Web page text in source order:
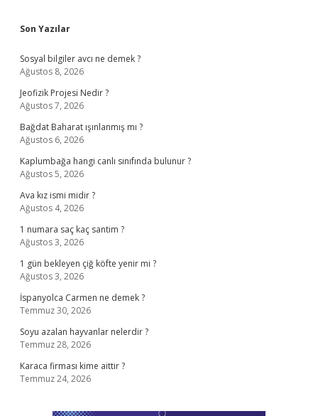
Sidebar
Son Yazılar
Sosyal bilgiler avcı ne demek ?
Ağustos 8, 2026
Jeofizik Projesi Nedir ?
Ağustos 7, 2026
Bağdat Baharat ışınlanmış mı ?
Ağustos 6, 2026
Kaplumbağa hangi canlı sınıfında bulunur ?
Ağustos 5, 2026
Ava kız ismi midir ?
Ağustos 4, 2026
1 numara saç kaç santim ?
Ağustos 3, 2026
1 gün bekleyen çiğ köfte yenir mi ?
Ağustos 3, 2026
İspanyolca Carmen ne demek ?
Temmuz 30, 2026
Soyu azalan hayvanlar nelerdir ?
Temmuz 28, 2026
Karaca firması kime aittir ?
Temmuz 24, 2026